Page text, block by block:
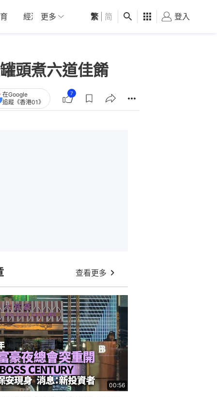
經濟 01深圳 觀點 健康 好食玩飛
更多 繁 简 登入
頭煮六道佳餚
在Google
追蹤《香港01》
7
查看更多
00:56